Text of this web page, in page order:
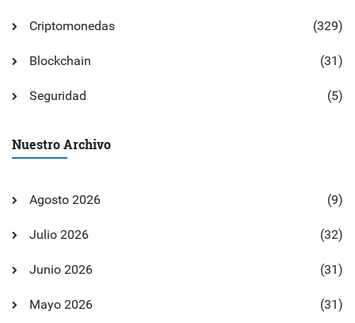
Criptomonedas (329)
Blockchain (31)
Seguridad (5)
Nuestro Archivo
Agosto 2026 (9)
Julio 2026 (32)
Junio 2026 (31)
Mayo 2026 (31)